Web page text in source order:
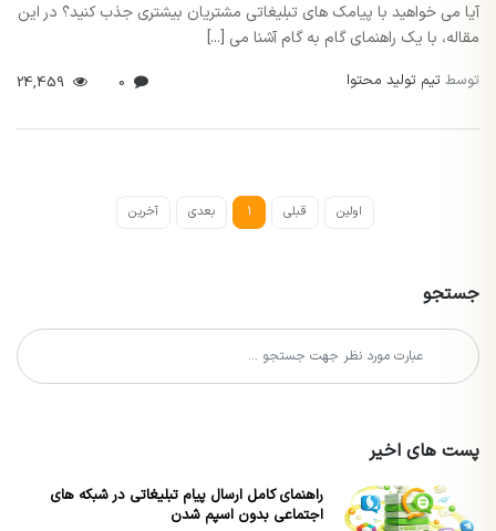
آیا می خواهید با پیامک های تبلیغاتی مشتریان بیشتری جذب کنید؟ در این
مقاله، با یک راهنمای گام به گام آشنا می [...]
توسط تیم تولید محتوا
اولین قبلی 1 بعدی آخرین
جستجو
پست های اخیر
راهنمای کامل ارسال پیام تبلیغاتی در شبکه های
اجتماعی بدون اسپم شدن